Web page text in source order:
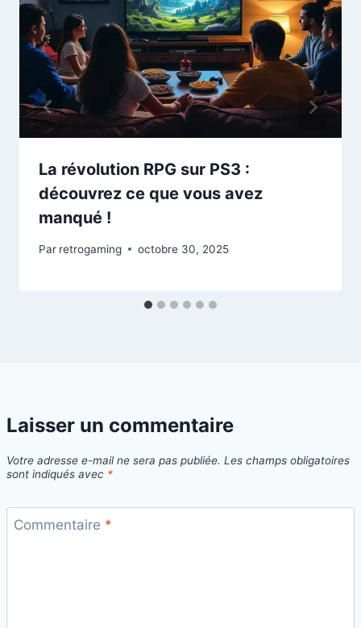
La révolution RPG sur PS3 :
découvrez ce que vous avez
manqué !
Par retrogaming octobre 30, 2025
Laisser un commentaire
Votre adresse e-mail ne sera pas publiée. Les champs obligatoires
sont indiqués avec *
Commentaire *